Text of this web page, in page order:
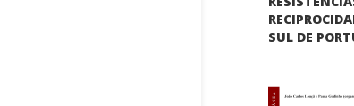
SUL DE